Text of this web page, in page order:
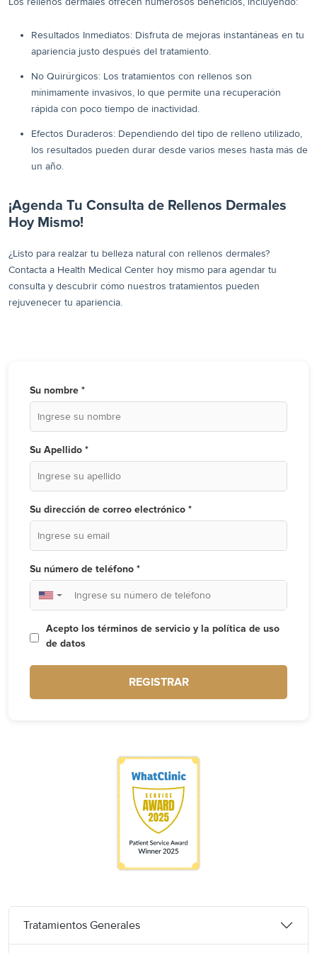
Resultados Inmediatos: Disfruta de mejoras instantáneas en tu
apariencia justo después del tratamiento.
No Quirúrgicos: Los tratamientos con rellenos son
mínimamente invasivos, lo que permite una recuperación
rápida con poco tiempo de inactividad.
Efectos Duraderos: Dependiendo del tipo de relleno utilizado,
los resultados pueden durar desde varios meses hasta más de
un año.
¡Agenda Tu Consulta de Rellenos Dermales
Hoy Mismo!
¿Listo para realzar tu belleza natural con rellenos dermales?
Contacta a Health Medical Center hoy mismo para agendar tu
consulta y descubrir cómo nuestros tratamientos pueden
rejuvenecer tu apariencia.
Su nombre *
Su Apellido *
Su dirección de correo electrónico *
Su número de teléfono *
▼
Acepto los términos de servicio y la política de uso
de datos
REGISTRAR
Tratamientos Generales